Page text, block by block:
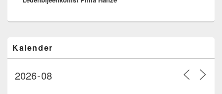
zijbalk
widget
Kalender